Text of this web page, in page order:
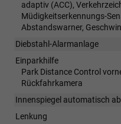
adaptiv (ACC),
Müdigkeitserkennungs-
Abstandswarner,
Diebstahl-Alarmanlage
Einparkhilfe
Park Distance Control
Rückfahrkamera
Innenspiegel automatisch
Lenkung